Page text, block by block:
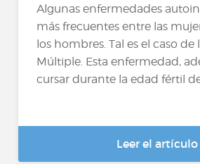
Algunas enfermedades
más frecuentes entre las
los hombres. Tal es el caso de
Múltiple. Esta enfermedad,
cursar durante la edad fértil
Leer el artículo